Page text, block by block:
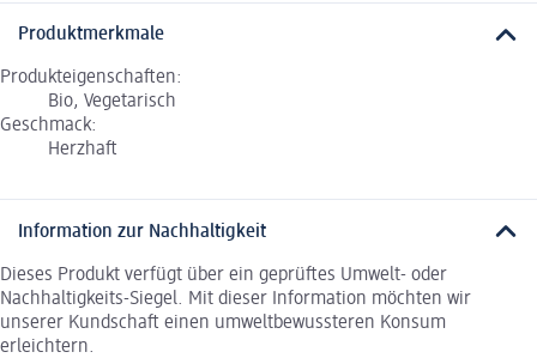
Produktmerkmale
Produkteigenschaften:
Bio, Vegetarisch
Geschmack:
Herzhaft
Information zur Nachhaltigkeit
Dieses Produkt verfügt über ein geprüftes Umwelt- oder
Nachhaltigkeits-Siegel. Mit dieser Information möchten wir
unserer Kundschaft einen umweltbewussteren Konsum
erleichtern.